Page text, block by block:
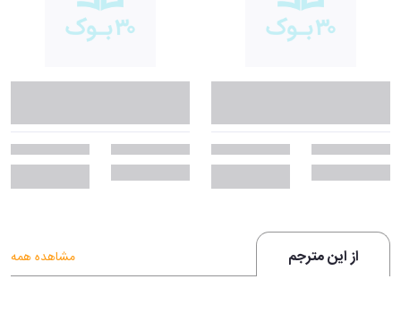
از این مترجم مشاهده همه